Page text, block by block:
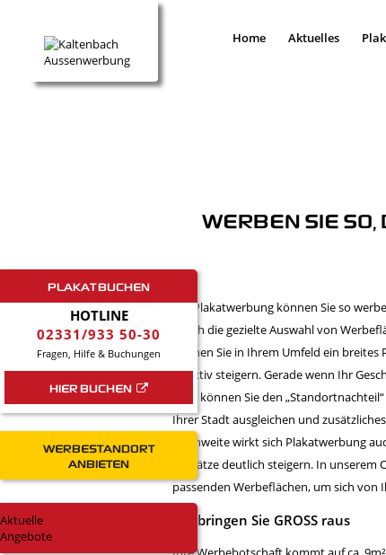
Home Aktuelles
WERBEN SIE SO,
Mit Plakatwerbung können Sie so
Durch die gezielte Auswahl von
können Sie in Ihrem Umfeld ein
effektiv steigern. Gerade wenn Ihr
liegt, können Sie den
Ihrer Stadt ausgleichen und
Reichweite wirkt sich Plakatwerbung
Umsätze deutlich steigern. In unserem
passenden Werbeflächen, um sich
Wir bringen Sie GROSS raus
PLAKAT BUCHEN
HOTLINE
02331/933 50-30
Fragen, Hilfe & Buchungen
HIER BUCHEN
WERBESTANDORT
ANBIETEN
Aktuelle
Angebote